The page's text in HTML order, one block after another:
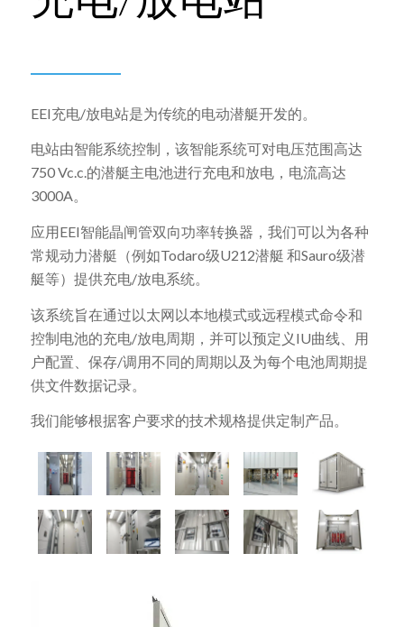
EEI充电/放电站是为传统的电动潜艇开发的。
电站由智能系统控制，该智能系统可对电压范围高达
750 Vc.c.的潜艇主电池进行充电和放电，电流高达
3000A。
应用EEI智能晶闸管双向功率转换器，我们可以为各种
常规动力潜艇（例如Todaro级U212潜艇 和Sauro级潜
艇等）提供充电/放电系统。
该系统旨在通过以太网以本地模式或远程模式命令和
控制电池的充电/放电周期，并可以预定义IU曲线、用
户配置、保存/调用不同的周期以及为每个电池周期提
供文件数据记录。
我们能够根据客户要求的技术规格提供定制产品。